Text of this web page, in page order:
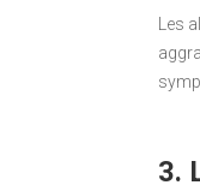
Les
3.